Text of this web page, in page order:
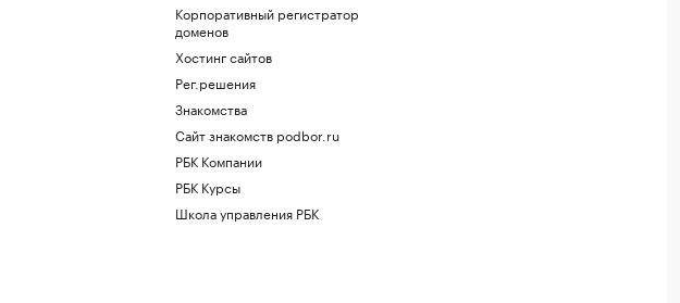
Корпоративный регистратор
доменов
Хостинг сайтов
Рег.решения
Знакомства
Сайт знакомств podbor.ru
РБК Компании
РБК Курсы
Школа управления РБК